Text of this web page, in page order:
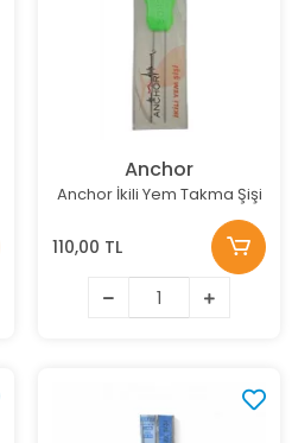
Anchor
Anchor İkili Yem Takma Şişi
110,00 TL